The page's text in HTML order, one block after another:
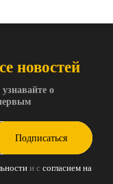
новостей
о
Подписаться
и с согласием на